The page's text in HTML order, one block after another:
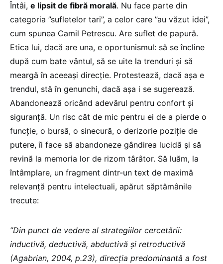
Întâi, e lipsit de fibră morală. Nu face parte din
categoria ”sufletelor tari”, a celor care ”au văzut idei”,
cum spunea Camil Petrescu. Are suflet de papură.
Etica lui, dacă are una, e oportunismul: să se încline
după cum bate vântul, să se uite la trenduri și să
meargă în aceeași direcție. Protestează, dacă așa e
trendul, stă în genunchi, dacă așa i se sugerează.
Abandonează oricând adevărul pentru confort și
siguranță. Un risc cât de mic pentru ei de a pierde o
funcție, o bursă, o sinecură, o derizorie poziție de
putere, îi face să abandoneze gândirea lucidă și să
revină la memoria lor de rizom târâtor. Să luăm, la
întâmplare, un fragment dintr-un text de maximă
relevanță pentru intelectuali, apărut săptămânile
trecute:
”Din punct de vedere al strategiilor cercetării:
inductivă, deductivă, abductivă și retroductivă
(Agabrian, 2004, p.23), direcția predominantă a fost